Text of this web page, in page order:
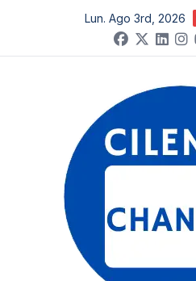
contenuto
Lun. Ago 3rd, 2026